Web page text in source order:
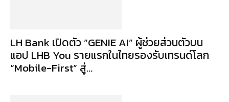
LH Bank เปิดตัว “GENIE AI” ผู้ช่วยส่วนตัวบน
แอป LHB You รายแรกในไทยรองรับเทรนด์โลก
“Mobile-First” สู่...